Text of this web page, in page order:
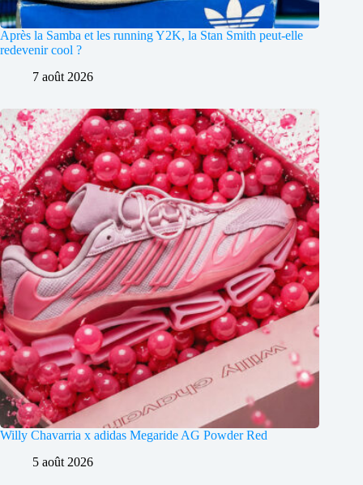
Après la Samba et les running Y2K, la Stan Smith peut-elle
redevenir cool ?
7 août 2026
Willy Chavarria x adidas Megaride AG Powder Red
5 août 2026